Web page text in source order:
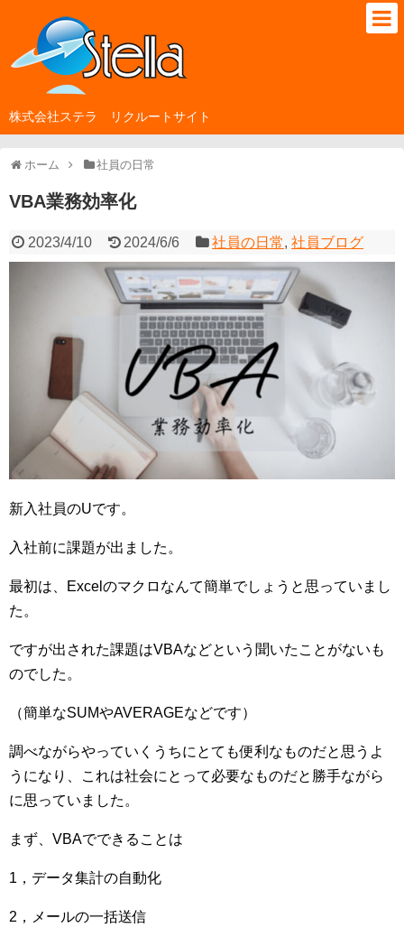
株式会社ステラ リクルートサイト
ホーム 社員の日常
VBA業務効率化
2023/4/10 2024/6/6 社員の日常,社員ブログ
新入社員のUです。
入社前に課題が出ました。
最初は、Excelのマクロなんて簡単でしょうと思っていまし
た。
ですが出された課題はVBAなどという聞いたことがないも
のでした。
（簡単なSUMやAVERAGEなどです）
調べながらやっていくうちにとても便利なものだと思うよ
うになり、これは社会にとって必要なものだと勝手ながら
に思っていました。
まず、VBAでできることは
1，データ集計の自動化
2，メールの一括送信